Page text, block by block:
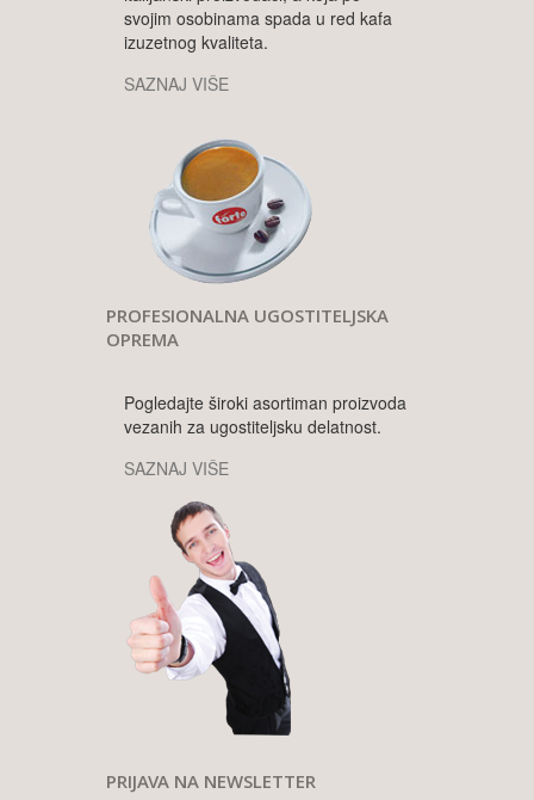
svojim osobinama spada u red kafa
izuzetnog kvaliteta.
SAZNAJ VIŠE
PROFESIONALNA UGOSTITELJSKA
OPREMA
Pogledajte široki asortiman proizvoda
vezanih za ugostiteljsku delatnost.
SAZNAJ VIŠE
PRIJAVA NA NEWSLETTER